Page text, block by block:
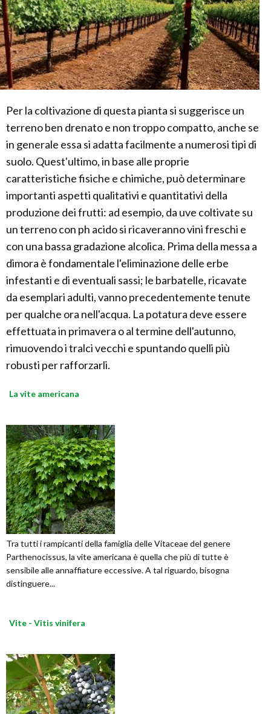
Per la coltivazione di questa pianta si suggerisce un
terreno ben drenato e non troppo compatto, anche se
in generale essa si adatta facilmente a numerosi tipi di
suolo. Quest'ultimo, in base alle proprie
caratteristiche fisiche e chimiche, può determinare
importanti aspetti qualitativi e quantitativi della
produzione dei frutti: ad esempio, da uve coltivate su
un terreno con ph acido si ricaveranno vini freschi e
con una bassa gradazione alcolica. Prima della messa a
dimora è fondamentale l'eliminazione delle erbe
infestanti e di eventuali sassi; le barbatelle, ricavate
da esemplari adulti, vanno precedentemente tenute
per qualche ora nell'acqua. La potatura deve essere
effettuata in primavera o al termine dell'autunno,
rimuovendo i tralci vecchi e spuntando quelli più
robusti per rafforzarli.
La vite americana
Tra tutti i rampicanti della famiglia delle Vitaceae del genere
Parthenocissus, la vite americana è quella che più di tutte è
sensibile alle annaffiature eccessive. A tal riguardo, bisogna
distinguere...
Vite - Vitis vinifera